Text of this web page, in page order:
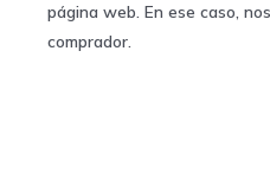
página web. En ese caso,
comprador.